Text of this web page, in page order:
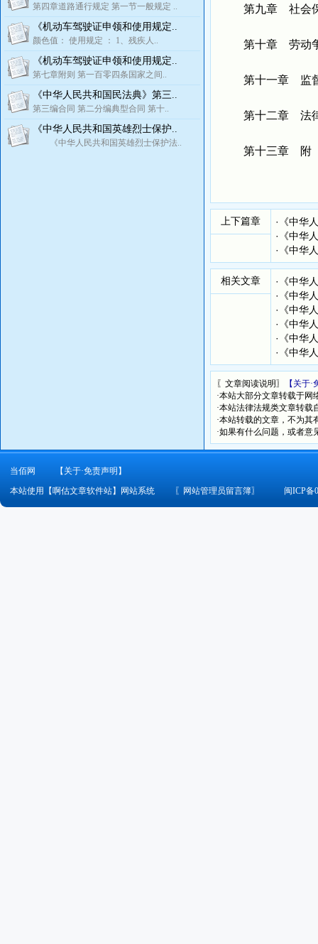
第四章道路通行规定 第一节一般规定 ..
《机动车驾驶证申领和使用规定..
颜色值： 使用规定 ： 1、残疾人..
《机动车驾驶证申领和使用规定..
第七章附则 第一百零四条国家之间..
《中华人民共和国民法典》第三..
第三编合同 第二分编典型合同 第十..
《中华人民共和国英雄烈士保护..
《中华人民共和国英雄烈士保护法..
第九章 社会保
第十章 劳动
第十一章 监
第十二章 法
第十三章 附
上下篇章 · 《中华
· 《中华
· 《中华
相关文章 · 《中华
· 《中华
· 《中华
· 《中华
· 《中华
· 《中华
〖文章阅读说明〗
【关于
·本站大部分文章转载于
·本站法律法规类文章转
·本站转载的文章，不为
·如果有什么问题，或者意
当佰网
【关于·免责声明】
本站使用【啊估文章软件站】网站系统
〖 网站管理员留言簿〗 闽ICP备